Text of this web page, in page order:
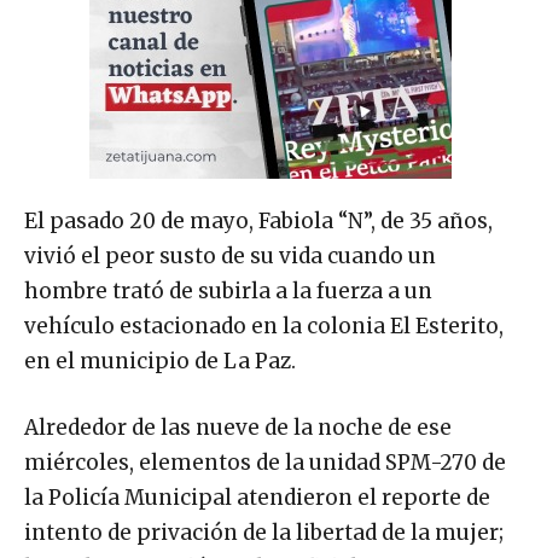
El pasado 20 de mayo, Fabiola “N”, de 35 años,
vivió el peor susto de su vida cuando un
hombre trató de subirla a la fuerza a un
vehículo estacionado en la colonia El Esterito,
en el municipio de La Paz.
Alrededor de las nueve de la noche de ese
miércoles, elementos de la unidad SPM-270 de
la Policía Municipal atendieron el reporte de
intento de privación de la libertad de la mujer;